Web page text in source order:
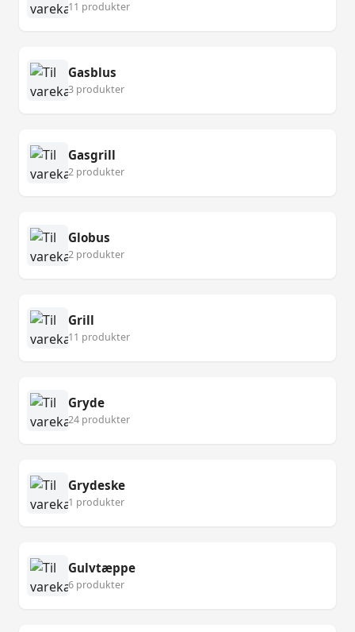
11 produkter
Gasblus
3 produkter
Gasgrill
2 produkter
Globus
2 produkter
Grill
11 produkter
Gryde
24 produkter
Grydeske
1 produkter
Gulvtæppe
6 produkter